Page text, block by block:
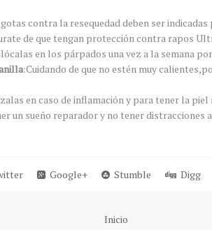
contra la resequedad deben ser indicadas
de que tengan protección contra rapos
en los párpados una vez a la semana
:Cuidando de que no estén muy
en caso de inflamación y para tener la piel
un sueño reparador y no tener distracciones
Google+ Stumble Digg
Inicio